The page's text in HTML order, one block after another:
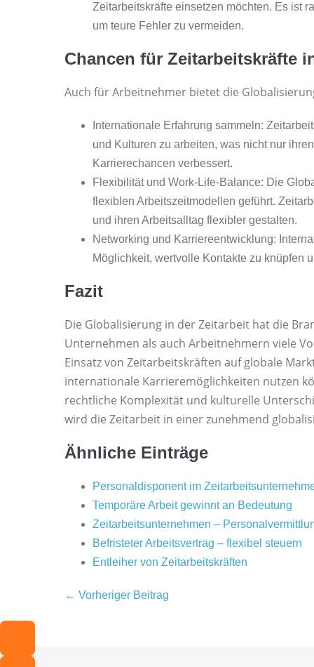
Zeitarbeitskräfte einsetzen möchten. Es ist
um teure Fehler zu vermeiden.
Chancen für Zeitarbeitskräfte
Auch für Arbeitnehmer bietet die
Internationale Erfahrung sammeln:
und Kulturen zu arbeiten, was nicht nur
Karrierechancen verbessert.
Flexibilität und Work-Life-Balance: Die
flexiblen Arbeitszeitmodellen geführt.
und ihren Arbeitsalltag flexibler gestalten.
Networking und Karriereentwicklung:
Möglichkeit, wertvolle Kontakte zu knüpfen
Fazit
Die Globalisierung in der Zeitarbeit hat die
Unternehmen als auch Arbeitnehmern viele
Einsatz von Zeitarbeitskräften auf globale
internationale Karrieremöglichkeiten nutzen
rechtliche Komplexität und kulturelle
wird die Zeitarbeit in einer zunehmend
Ähnliche Einträge
Personaldisponent im
Temporäre Arbeit gewinnt an Bedeutung
Zeitarbeitsunternehmen –
Befristeter Arbeitsvertrag – flexibel steuern
Entleiher von Zeitarbeitskräften
Beitragsnavigation
← Vorheriger Beitrag